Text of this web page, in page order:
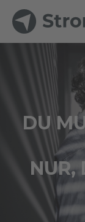
DU
NUR,